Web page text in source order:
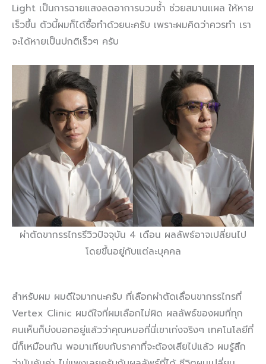
Light เป็นการฉายแสงลดอาการบวมช้ำ ช่วยสมานแผล ให้หาย
เร็วขึ้น ตัวนี้ผมก็ได้ซื้อทำด้วยนะครับ เพราะผมคิดว่าควรทำ เรา
จะได้หายเป็นปกติเร็วๆ ครับ
ผ่าตัดขากรรไกรรีวิวปัจจุบัน 4 เดือน ผลลัพธ์อาจเปลี่ยนไป
โดยขึ้นอยู่กับแต่ละบุคคล
สำหรับผม ผมดีใจมากนะครับ ที่เลือกผ่าตัดเลื่อนขากรรไกรที่
Vertex Clinic ผมดีใจที่ผมเลือกไม่ผิด ผลลัพธ์ของผมที่ทุก
คนเห็นก็บ่งบอกอยู่แล้วว่าคุณหมอที่นี่เขาเก่งจริงๆ เทคโนโลยีที่
นี่ก็เหมือนกัน พอมาเทียบกับราคาที่จะต้องเสียไปแล้ว ผมรู้สึก